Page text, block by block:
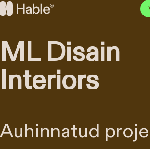
Liigu
sisu
ML Disain
Interiors
Auhinnatud